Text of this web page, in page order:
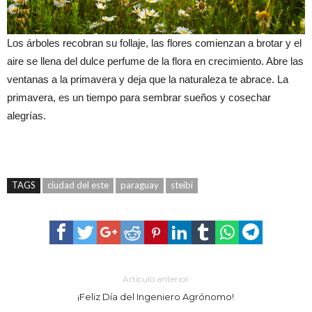
Los árboles recobran su follaje, las flores comienzan a brotar y el
aire se llena del dulce perfume de la flora en crecimiento. Abre las
ventanas a la primavera y deja que la naturaleza te abrace. La
primavera, es un tiempo para sembrar sueños y cosechar
alegrías.
TAGS ciudad del este paraguay steibi
Artículo anterior
¡Feliz Día del Ingeniero Agrónomo!